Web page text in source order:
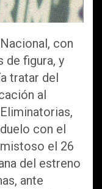
con
de figura, y
tratar del
al
con el
el 26
del estreno
ante